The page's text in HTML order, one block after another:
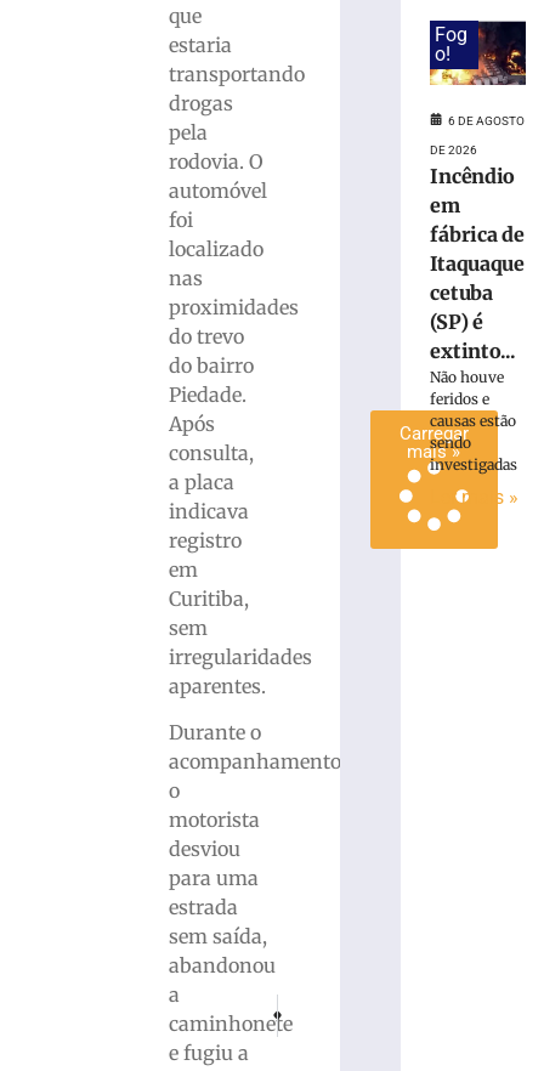
que
estaria
transportando
drogas
pela
rodovia. O
automóvel
foi
localizado
nas
proximidades
do trevo
do bairro
Piedade.
Após
consulta,
a placa
indicava
registro
em
Curitiba,
sem
irregularidades
aparentes.
Durante o
acompanhamento,
o
motorista
desviou
para uma
estrada
sem saída,
abandonou
a
caminhonete
e fugiu a
Filho agride pai com golpes na cabeça após
restaurante
margens
Papanduva
Carregar
mais »
Fog
o!
6 DE AGOSTO
DE 2026
Incêndio
em
fábrica de
Itaquaque
cetuba
(SP) é
extinto...
Não houve
feridos e
causas estão
sendo
investigadas
Ler mais »